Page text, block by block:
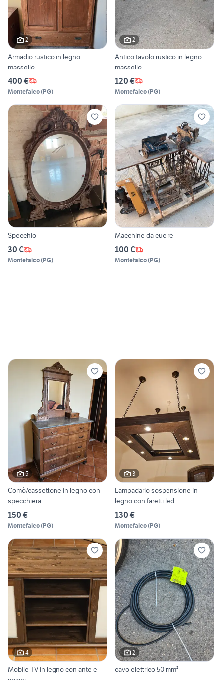
2
Armadio rustico in legno
massello
400 €
Montefalco(PG)
2
Antico tavolo rustico in legno
massello
120 €
Montefalco(PG)
Specchio
30 €
Montefalco(PG)
Macchine da cucire
100 €
Montefalco(PG)
5
Comò/cassettone in legno con
specchiera
150 €
Montefalco(PG)
3
Lampadario sospensione in
legno con faretti led
130 €
Montefalco(PG)
4
Mobile TV in legno con ante e
2
cavo elettrico 50 mm²